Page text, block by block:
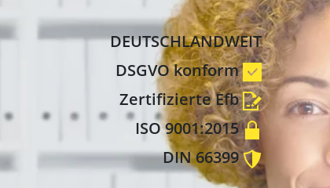
DEUTSCHLANDWEIT
DSGVO konform
Zertifizierte Efb
ISO 9001:2015
DIN 66399